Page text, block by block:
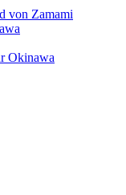
von Zamami
Okinawa